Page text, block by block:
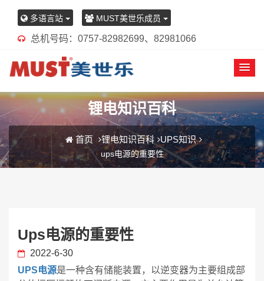
多语言站 MUST美世乐成员
总机号码：0757-82982699、82981066
锂电知识百科
首页 锂电知识百科 UPS知识
ups电源的重要性
Ups电源的重要性
2022-6-30
UPS电源是一种含有储能装置，以逆变器为主要组成部